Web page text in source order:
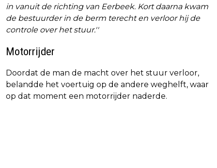
in vanuit de richting van Eerbeek. Kort daarna kwam
de bestuurder in de berm terecht en verloor hij de
controle over het stuur.''
Motorrijder
Doordat de man de macht over het stuur verloor,
belandde het voertuig op de andere weghelft, waar
op dat moment een motorrijder naderde.